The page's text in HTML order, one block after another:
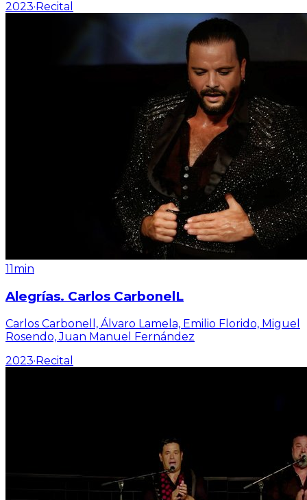
2023·Recital
11min
Alegrías. Carlos CarbonelL
Carlos Carbonell, Álvaro Lamela, Emilio Florido, Miguel
Rosendo, Juan Manuel Fernández
2023·Recital